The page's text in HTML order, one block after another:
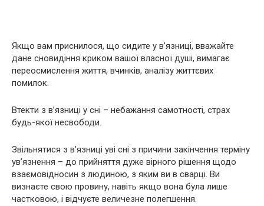
Якщо вам приснилося, що сидите у в’язниці, вважайте
дане сновидіння криком вашої власної душі, вимагає
переосмислення життя, вчинків, аналізу життєвих
помилок.
Втекти з в’язниці у сні – небажання самотності, страх
будь-якої несвободи.
Звільнятися з в’язниці уві сні з причини закінчення терміну
ув’язнення – до прийняття дуже вірного рішення щодо
взаємовідносин з людиною, з яким ви в сварці. Ви
визнаєте свою провину, навіть якщо вона була лише
частковою, і відчуєте величезне полегшення.